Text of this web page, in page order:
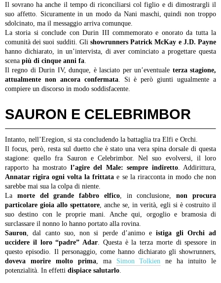
Il sovrano ha anche il tempo di riconciliarsi col figlio e di dimostrargli il
suo affetto. Sicuramente in un modo da Nani maschi, quindi non troppo
sdolcinato, ma il messaggio arriva comunque.
La storia si conclude con Durin III commemorato e onorato da tutta la
comunità dei suoi sudditi. Glishowrunners Patrick McKay e J.D. Payne
hanno dichiarato, in un’intervista, di aver cominciato a progettare questa
scena più di cinque anni fa
Il regno di Durin IV, dunque, è lasciato per un’eventuale terza stagione,
attualmente non ancora confermata. Si è però giunti ugualmente a
compiere un discorso in modo soddisfacente.
SAURON E CELEBRIMBOR
Intanto, nell’Eregion, si sta concludendo la battaglia tra Elfi e Orchi.
Il focus, però, resta sul duetto che è stato una vera spina dorsale di questa
stagione: quello fra Sauron e Celebrimbor.
Nel suo evolversi, il loro
rapporto ha mostrato l’agire del Male: sempre indiretto. Addirittura,
Annatar rigira ogni volta la frittata e se la riracconta in modo che non
sarebbe mai sua la colpa di niente.
La morte del grande fabbro elfico, in conclusione,non procura
particolare gioia allo spettatore , anche se, in verità, egli si è costruito il
suo destino con le proprie mani. Anche qui, orgoglio e bramosia di
surclassare il nonno lo hanno portato alla rovina.
Sauron , dal canto suo, non si perde d’animo e istiga gli Orchi ad
uccidere il loro “padre” Adar . Questa è la terza morte di spessore in
questo episodio. Il personaggio, come hanno dichiarato gli showrunners,
doveva morire molto prima, ma Simon Tolkien ne ha intuito le
potenzialità. In effetti dispiace salutarlo